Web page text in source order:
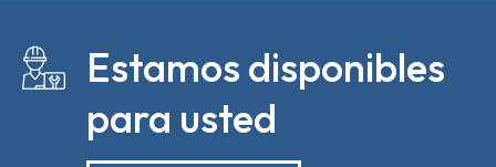
Estamos disponibles
para usted